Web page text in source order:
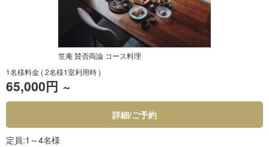
笠庵 賛否両論 コース料理
1名様料金 ( 2名様1室利用時 )
65,000円 ～
詳細/ご予約
定員 1～4名様